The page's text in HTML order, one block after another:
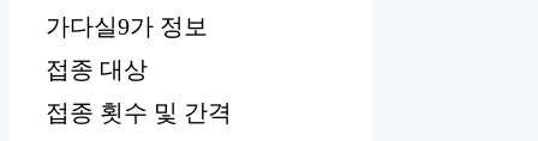
가다실9가 정보
접종 대상
접종 횟수 및 간격